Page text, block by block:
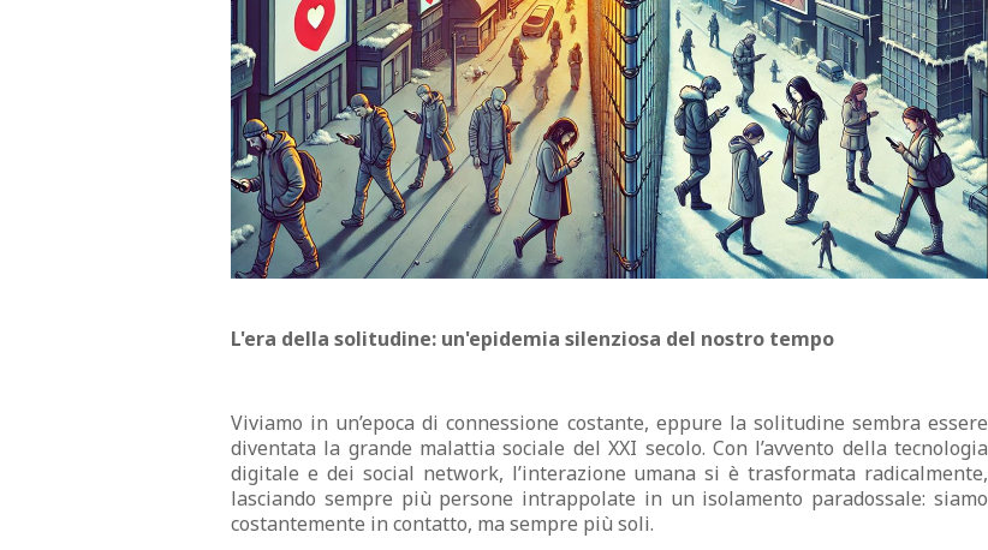
L'era della solitudine: un'epidemia silenziosa del nostro tempo
Viviamo in un’epoca di connessione costante, eppure la solitudine sembra essere
diventata la grande malattia sociale del XXI secolo. Con l’avvento della tecnologia
digitale e dei social network, l’interazione umana si è trasformata radicalmente,
lasciando sempre più persone intrappolate in un isolamento paradossale: siamo
costantemente in contatto, ma sempre più soli.